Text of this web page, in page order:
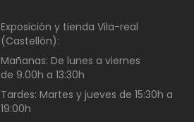
Exposición y tienda Vila-real
(Castellón):
Mañanas: De lunes a viernes
de 9.00h a 13:30h
Tardes: Martes y jueves de 15:30h a
19:00h